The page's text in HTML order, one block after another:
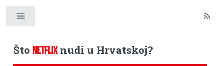
Što NETFLIXnudi u Hrvatskoj?